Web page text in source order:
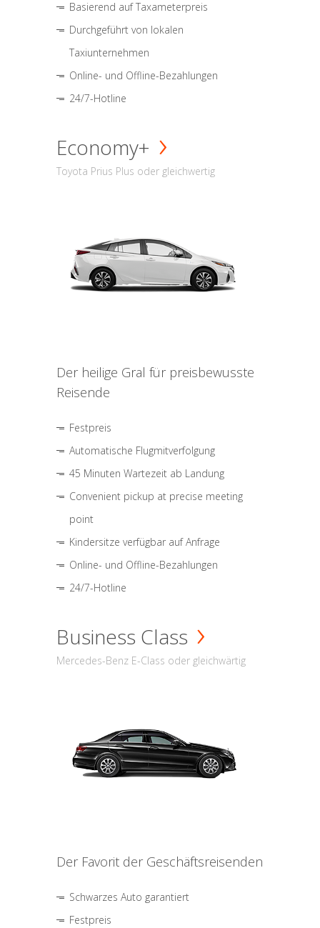
Basierend auf Taxameterpreis
Durchgeführt von lokalen
Taxiunternehmen
Online- und Offline-Bezahlungen
24/7-Hotline
Economy+
Toyota Prius Plus oder gleichwertig
Der heilige Gral für preisbewusste
Reisende
Festpreis
Automatische Flugmitverfolgung
45 Minuten Wartezeit ab Landung
Convenient pickup at precise meeting
point
Kindersitze verfügbar auf Anfrage
Online- und Offline-Bezahlungen
24/7-Hotline
Business Class
Mercedes-Benz E-Class oder gleichwärtig
Der Favorit der Geschäftsreisenden
Schwarzes Auto garantiert
Festpreis